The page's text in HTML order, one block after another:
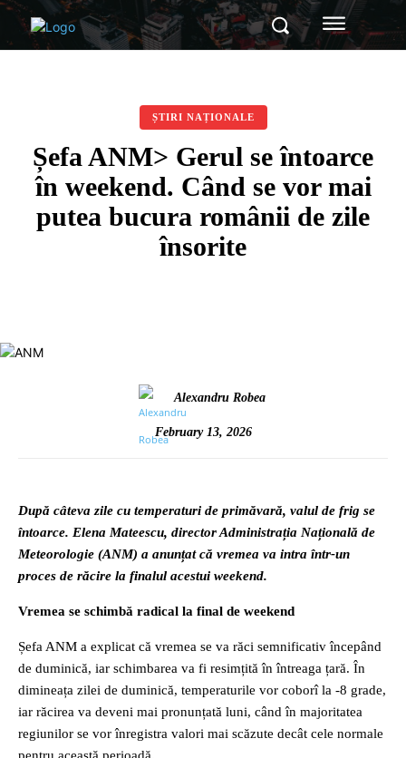
ȘTIRI NAȚIONALE
Șefa ANM> Gerul se întoarce
în weekend. Când se vor mai
putea bucura românii de zile
însorite
Alexandru Robea
February 13, 2026
După câteva zile cu temperaturi de primăvară, valul de frig se
întoarce. Elena Mateescu, director Administrația Națională de
Meteorologie (ANM) a anunțat că vremea va intra într-un
proces de răcire la finalul acestui weekend.
Vremea se schimbă radical la final de weekend
Șefa ANM a explicat că vremea se va răci semnificativ începând
de duminică, iar schimbarea va fi resimțită în întreaga țară. În
dimineața zilei de duminică, temperaturile vor coborî la -8 grade,
iar răcirea va deveni mai pronunțată luni, când în majoritatea
regiunilor se vor înregistra valori mai scăzute decât cele normale